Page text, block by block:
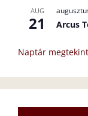
AUG
21 Arcus
Naptár